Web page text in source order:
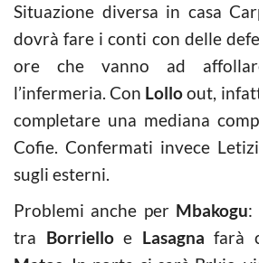
Situazione diversa in casa
dovrà fare i conti con delle
ore che vanno ad
l’infermeria. Con Lolloout,
completare una mediana
Cofie. Confermati invece
sugli esterni.
Problemi anche per Mbakogu:
tra Borrielloe Lasagna farà